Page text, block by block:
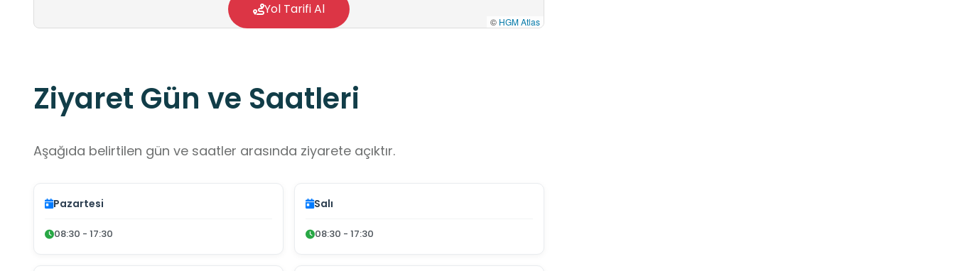
© HGM Atlas
Yol Tarifi Al
Ziyaret Gün ve Saatleri
Aşağıda belirtilen gün ve saatler arasında ziyarete açıktır.
Pazartesi
08:30 - 17:30
Salı
08:30 - 17:30